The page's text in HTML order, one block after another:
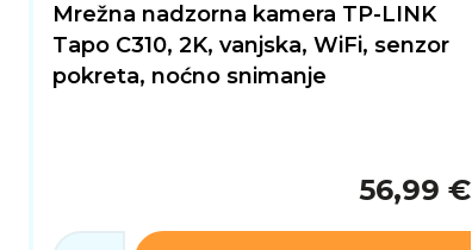
Mrežna nadzorna kamera TP-LINK
Tapo C310, 2K, vanjska, WiFi, senzor
pokreta, noćno snimanje
56,99 €